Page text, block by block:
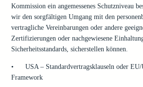
Kommission ein angemessenes Schutzniveau
wir den sorgfältigen Umgang mit den
vertragliche Vereinbarungen oder andere
Zertifizierungen oder nachgewiesene
Sicherheitsstandards, sicherstellen können.
• USA – Standardvertragsklauseln oder EU/
Framework